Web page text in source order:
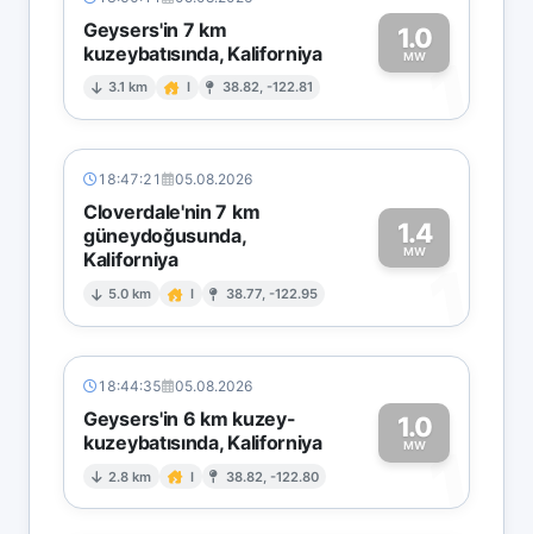
Geysers'in 7 km
kuzeybatısında, Kaliforniya
3.1 km I 38.82, -122.81
1.0
MW1
18:47:21 05.08.2026
Cloverdale'nin 7 km
güneydoğusunda,
Kaliforniya
5.0 km I 38.77, -122.95
1.4
MW
1
18:44:35 05.08.2026
Geysers'in 6 km kuzey-
kuzeybatısında, Kaliforniya
2.8 km I 38.82, -122.80
1.0
MW1